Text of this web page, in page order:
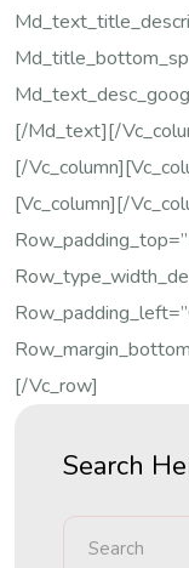
[/md_text][/
[/
[vc_column][/
[/vc_row]
Search